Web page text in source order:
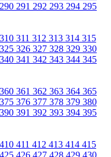
290 291 292 293 294 295
310 311 312 313 314 315
325 326 327 328 329 330
340 341 342 343 344 345
360 361 362 363 364 365
375 376 377 378 379 380
390 391 392 393 394 395
410 411 412 413 414 415
425 426 427 428 429 430